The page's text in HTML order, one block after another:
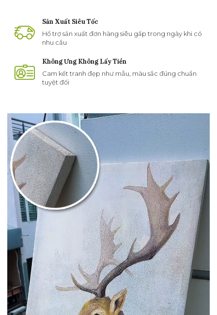
Sản Xuất Siêu Tốc
Hổ trợ sản xuất đơn hàng siêu gấp trong ngày khi có
nhu cầu
Không Ưng Không Lấy Tiền
Cam kết tranh đẹp như mẫu, màu sắc đúng chuẩn
tuyệt đối